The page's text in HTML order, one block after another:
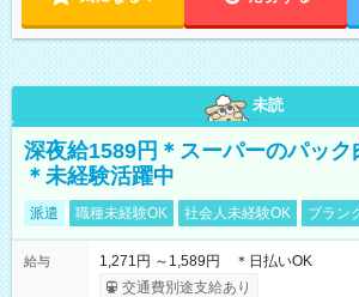
未読
深夜給1589円＊スーパーのパック
＊未経験活躍中
派遣 職種未経験OK 社会人未経験OK ブラン
給与
1,271円 ～1,589円 ＊日払いOK
交通費別途支給あり